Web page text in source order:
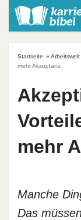
Startseite » Arbeitswelt
mehr Akzeptanz
mehr
Manche
Das